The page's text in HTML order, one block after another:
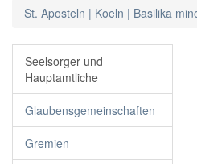
Aktuell
Gemeinde
St. Aposteln | Koeln | Basilika
Seelsorger und
Hauptamtliche
Glaubensgemeinschaften
Gremien